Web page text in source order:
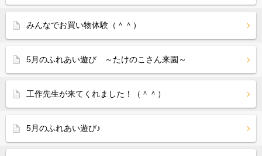
みんなでお買い物体験（＾＾）
5月のふれあい遊び ～たけのこさん来園～
工作先生が来てくれました！（＾＾）
5月のふれあい遊び♪